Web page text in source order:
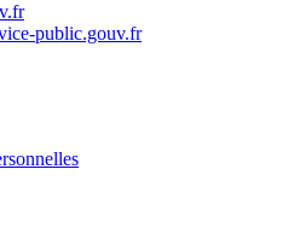
public.gouv.fr